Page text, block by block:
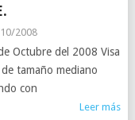
2008
Octubre del 2008 Visa
tamaño mediano
con
Leer más